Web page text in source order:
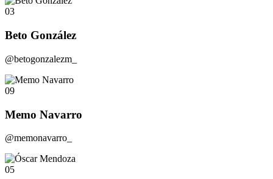
03
Beto González
@betogonzalezm_
09
Memo Navarro
@memonavarro_
05